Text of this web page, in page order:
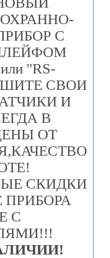
С
"RS-
СВОИ
И
В
ОТ
СКИДКИ
С